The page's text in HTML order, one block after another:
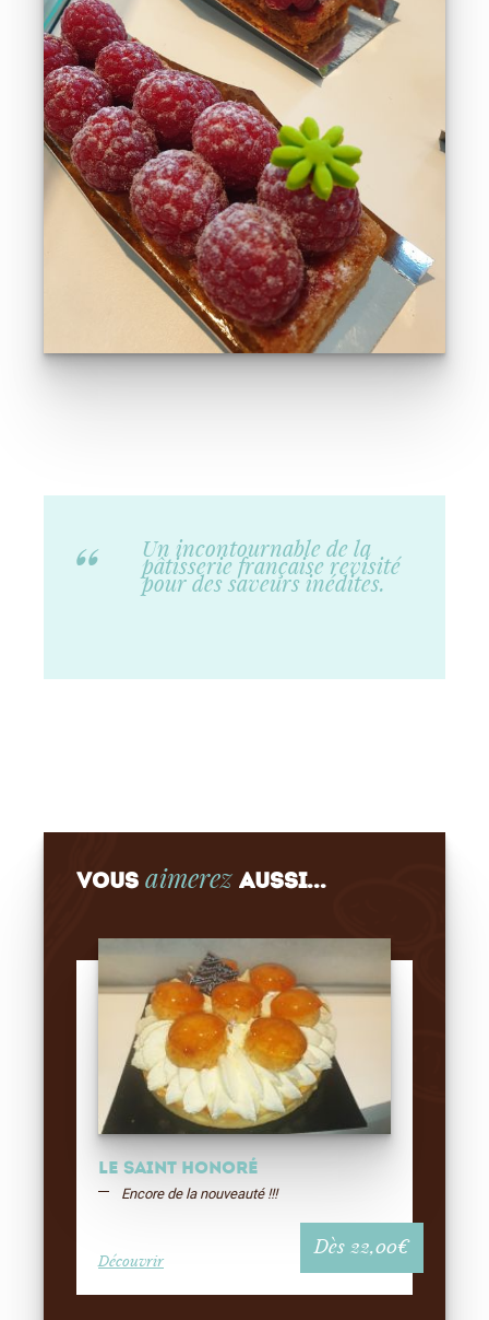
Un incontournable de la
pâtisserie française revisité
pour des saveurs inédites.
Vous aimerez aussi...
Le Saint Honoré
Encore de la nouveauté !!!
Découvrir
Dès 22,00€